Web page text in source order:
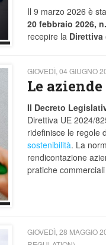
Il 9 marzo 2026 è
20 febbraio 2026,
recepire la Direttiva
GIOVEDÌ, 04 GIUGNO
Le
Il Decreto
Direttiva UE 2024/
ridefinisce le regole
sostenibilità. La
rendicontazione
pratiche
GIOVEDÌ, 28 MAGGIO